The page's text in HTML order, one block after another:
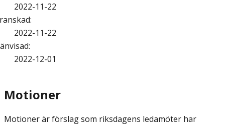
2022-11-22
:
2022-11-22
:
2022-12-01
Motioner
Motioner är förslag som riksdagens ledamöter har